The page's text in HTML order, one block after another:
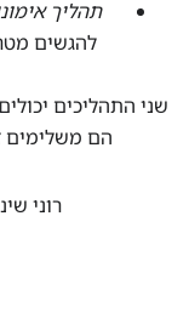
תהליך
להגשים
שני התהליכים
הם משלימים
רוני